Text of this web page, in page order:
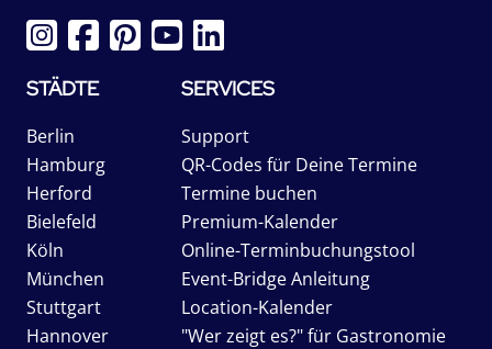
STÄDTE
Berlin
Hamburg
Herford
Bielefeld
Köln
München
Stuttgart
Hannover
SERVICES
Support
QR-Codes für Deine Termine
Termine buchen
Premium-Kalender
Online-Terminbuchungstool
Event-Bridge Anleitung
Location-Kalender
"Wer zeigt es?" für Gastronomie